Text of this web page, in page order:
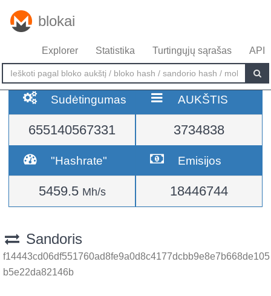
blokai
Explorer Statistika Turtingųjų sąrašas API
Sudėtingumas
655140567331
AUKŠTIS
3734838
"Hashrate"
5459.5 Mh/s
Emisijos
18446744
Sandoris
f14443cd06df551760ad8fe9a0d8c4177dcbb9e8e7b668de105
b5e22da82146b